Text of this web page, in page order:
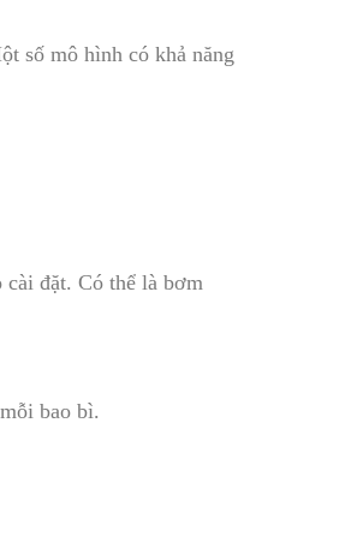
số mô hình có khả năng
đặt. Có thể là bơm
bao bì.